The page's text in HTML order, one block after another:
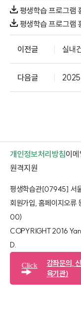
평생학습 프로그
평생학습 프로그
이전글
다음글 2025
개인정보처리방침이
원격지원
평생학습관[07945] 서
회원가입, 홈페이지오
00)
COPYRIGHT 2016
D.​
Click 강좌문의,
육기관)